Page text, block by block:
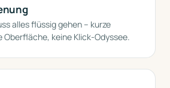
alles flüssig gehen – kurze
Oberfläche, keine Klick-Odyssee.